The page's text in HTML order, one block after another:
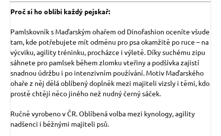
Proč si ho oblíbí každý pejskař:
Pamlskovník s Maďarským ohařem od Dinofashion oceníte všude
tam, kde potřebujete mít odměnu pro psa okamžitě po ruce – na
výcviku, agility tréninku, procházce i výletě. Díky suchému zipu
sáhnete pro pamlsek během zlomku vteřiny a podšívka zajistí
snadnou údržbu i po intenzivním používání. Motiv Maďarského
ohaře z něj dělá oblíbený doplněk mezi majiteli vizsly i těmi, kdo
prostě chtějí něco jiného než nudný černý sáček.
Ručně vyrobeno v ČR. Oblíbená volba mezi kynology, agility
nadšenci i běžnými majiteli psů.